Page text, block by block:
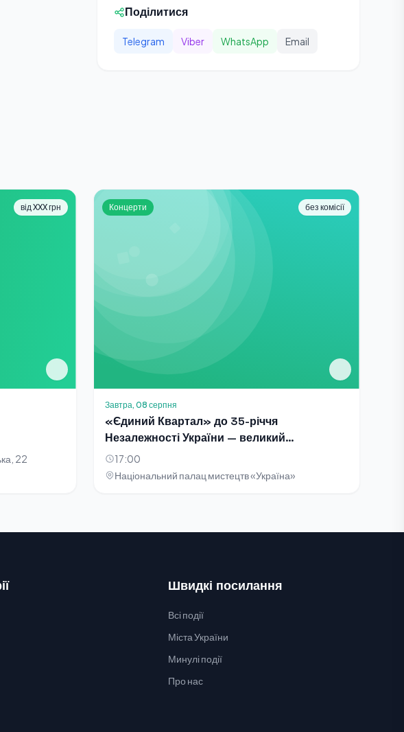
Поділитися
Telegram Viber WhatsApp Email
від XXX грн
22
Концерти без комісії
Завтра, 08 серпня
«Єдиний Квартал» до 35-річчя
Незалежності України — великий
благодійний концерт-телезйомка
17:00
Національний палац мистецтв «Україна»
Швидкі посилання
Всі події
Міста України
Минулі події
Про нас